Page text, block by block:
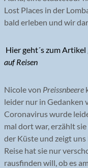
Lost Places in der
bald erleben und wir
Hier geht´s zum Artikel „
auf Reisen
Nicole von Preissnbeere
leider nur in Gedanken
Coronavirus wurde
mal dort war, erzählt
der Küste und zeigt
Reise hat sie nur
rausfinden will, ob es